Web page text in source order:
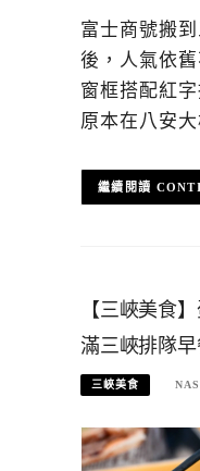
富士商號搬
後，人氣依
窗框搭配紅
原本在八安
【三峽美食
滿三峽排隊
三峽美食